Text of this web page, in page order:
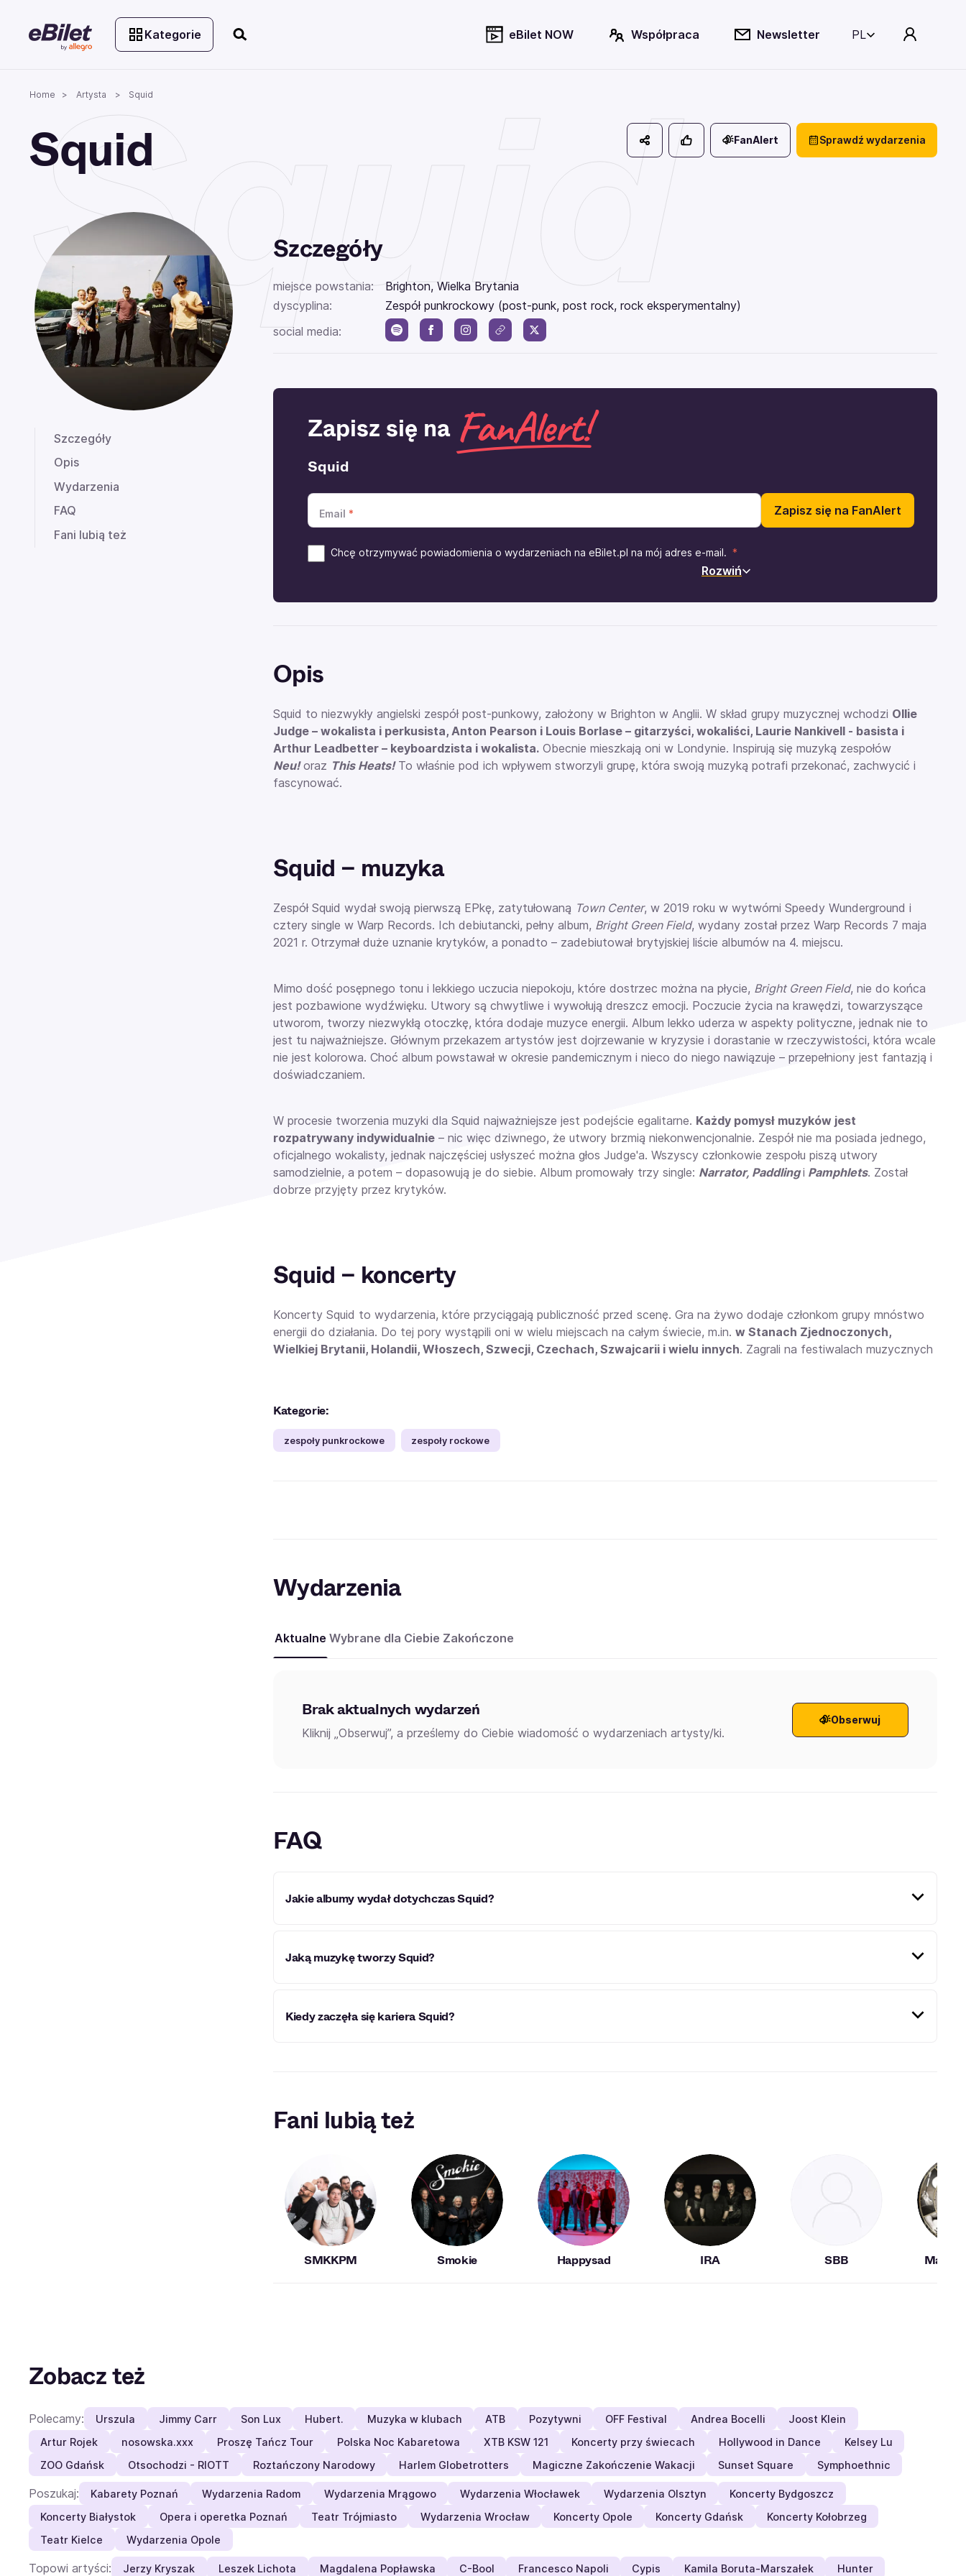
Kategorie eBilet NOW Współpraca Newsletter PL
Home Artysta Squid
Squid
Squid FanAlert Sprawdź wydarzenia
Szczegóły
Opis
Wydarzenia
FAQ
Fani lubią też
Szczegóły
miejsce powstania:
Brighton, Wielka Brytania
dyscyplina:
Zespół punkrockowy (post-punk, post rock, rock eksperymentalny)
social media:
Zapisz się na
Squid
Email Zapisz się na FanAlert
Chcę otrzymywać powiadomienia o wydarzeniach na eBilet.pl na mój adres e-mail.
Rozwiń
Opis
Squid to niezwykły angielski zespół post-punkowy, założony w Brighton w Anglii. W skład grupy muzycznej wchodzi Ollie
Judge – wokalista i perkusista, Anton Pearson i Louis Borlase – gitarzyści, wokaliści, Laurie Nankivell - basista i
Arthur Leadbetter – keyboardzista i wokalista. Obecnie mieszkają oni w Londynie. Inspirują się muzyką zespołów
Neu!oraz This Heats!To właśnie pod ich wpływem stworzyli grupę, która swoją muzyką potrafi przekonać, zachwycić i
fascynować.
Squid – muzyka
Zespół Squid wydał swoją pierwszą EPkę, zatytułowaną Town Center, w 2019 roku w wytwórni Speedy Wunderground i
cztery single w Warp Records. Ich debiutancki, pełny album, Bright Green Field, wydany został przez Warp Records 7 maja
2021 r. Otrzymał duże uznanie krytyków, a ponadto – zadebiutował brytyjskiej liście albumów na 4. miejscu.
Mimo dość posępnego tonu i lekkiego uczucia niepokoju, które dostrzec można na płycie, Bright Green Field, nie do końca
jest pozbawione wydźwięku. Utwory są chwytliwe i wywołują dreszcz emocji. Poczucie życia na krawędzi, towarzyszące
utworom, tworzy niezwykłą otoczkę, która dodaje muzyce energii. Album lekko uderza w aspekty polityczne, jednak nie to
jest tu najważniejsze. Głównym przekazem artystów jest dojrzewanie w kryzysie i dorastanie w rzeczywistości, która wcale
nie jest kolorowa. Choć album powstawał w okresie pandemicznym i nieco do niego nawiązuje – przepełniony jest fantazją i
doświadczaniem.
W procesie tworzenia muzyki dla Squid najważniejsze jest podejście egalitarne. Każdy pomysł muzyków jest
rozpatrywany indywidualnie – nic więc dziwnego, że utwory brzmią niekonwencjonalnie. Zespół nie ma posiada jednego,
oficjalnego wokalisty, jednak najczęściej usłyszeć można głos Judge'a. Wszyscy członkowie zespołu piszą utwory
samodzielnie, a potem – dopasowują je do siebie. Album promowały trzy single: Narrator, Paddlingi Pamphlets. Został
dobrze przyjęty przez krytyków.
Squid – koncerty
Koncerty Squid to wydarzenia, które przyciągają publiczność przed scenę. Gra na żywo dodaje członkom grupy mnóstwo
energii do działania. Do tej pory wystąpili oni w wielu miejscach na całym świecie, m.in. w Stanach Zjednoczonych,
Wielkiej Brytanii, Holandii, Włoszech, Szwecji, Czechach, Szwajcarii i wielu innych. Zagrali na festiwalach muzycznych
Kategorie:
zespoły punkrockowe zespoły rockowe
Wydarzenia
Aktualne Wybrane dla Ciebie Zakończone
Brak aktualnych wydarzeń
Kliknij „Obserwuj”, a prześlemy do Ciebie wiadomość o wydarzeniach artysty/ki.
Obserwuj
FAQ
Jakie albumy wydał dotychczas Squid?
Jaką muzykę tworzy Squid?
Kiedy zaczęła się kariera Squid?
Fani lubią też
SMKKPM Smokie Happysad IRA SBB
Zobacz też
Polecamy: Urszula Jimmy Carr Son Lux Hubert. Muzyka w klubach ATB Pozytywni OFF Festival Andrea Bocelli
Joost Klein
Artur Rojek
nosowska.xxx Proszę Tańcz Tour Polska Noc Kabaretowa XTB KSW 121 Koncerty przy świecach Hollywood in Dance
Kelsey Lu
ZOO Gdańsk
Otsochodzi - RIOTT Roztańczony Narodowy Harlem Globetrotters Magiczne Zakończenie Wakacji Sunset Square Symphoethnic
Poszukaj: Kabarety Poznań Wydarzenia Radom Wydarzenia Mrągowo Wydarzenia Włocławek Wydarzenia Olsztyn
Koncerty Bydgoszcz
Koncerty Białystok
Opera i operetka Poznań Teatr Trójmiasto Wydarzenia Wrocław Koncerty Opole Koncerty Gdańsk
Koncerty Kołobrzeg
Teatr Kielce
Wydarzenia Opole
Topowi artyści: Jerzy Kryszak Leszek Lichota Magdalena Popławska C-Bool Francesco Napoli Cypis Kamila Boruta-Marszałek Hunter